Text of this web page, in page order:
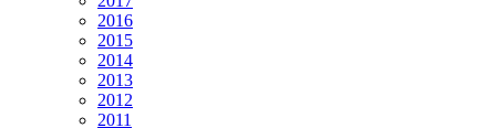
2016
2015
2014
2013
2012
2011